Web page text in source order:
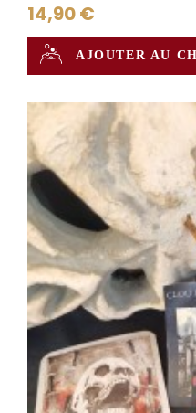
14,90 €
AJOUTER AU